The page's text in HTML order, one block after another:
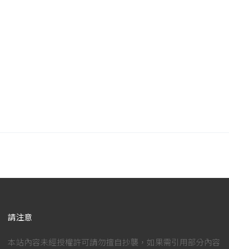
請注意
本站內容未經授權許可請勿擅自抄襲，如果需引用部分內容